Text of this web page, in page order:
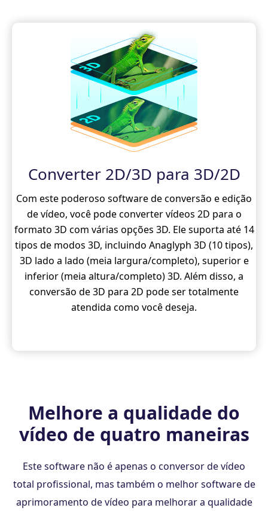
Converter 2D/3D para 3D/2D
Com este poderoso software de conversão e edição
de vídeo, você pode converter vídeos 2D para o
formato 3D com várias opções 3D. Ele suporta até 14
tipos de modos 3D, incluindo Anaglyph 3D (10 tipos),
3D lado a lado (meia largura/completo), superior e
inferior (meia altura/completo) 3D. Além disso, a
conversão de 3D para 2D pode ser totalmente
atendida como você deseja.
Melhore a qualidade do
vídeo de quatro maneiras
Este software não é apenas o conversor de vídeo
total profissional, mas também o melhor software de
aprimoramento de vídeo para melhorar a qualidade